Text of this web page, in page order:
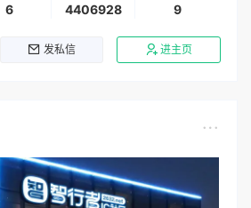
6 4406928 9
发私信 进主页